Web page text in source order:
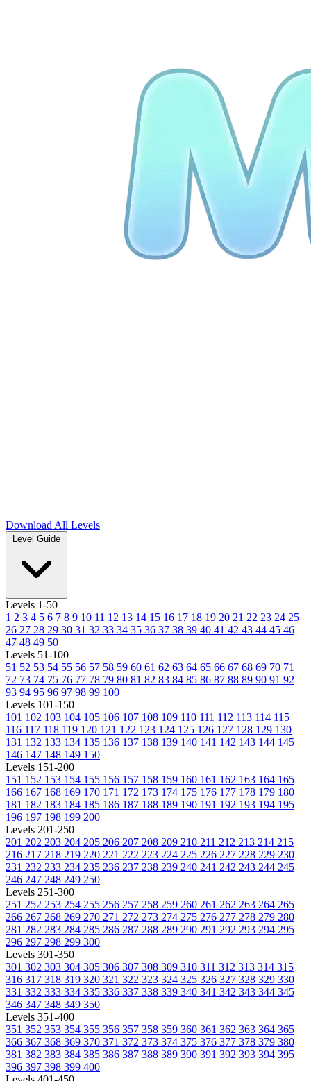
Download All Levels
Level Guide
Levels 1-50
1 2 3 4 5 6 7 8 9 10 11 12 13 14 15 16 17 18 19 20 21 22 23 24 25
26 27 28 29 30 31 32 33 34 35 36 37 38 39 40 41 42 43 44 45 46
47 48 49 50
Levels 51-100
51 52 53 54 55 56 57 58 59 60 61 62 63 64 65 66 67 68 69 70 71
72 73 74 75 76 77 78 79 80 81 82 83 84 85 86 87 88 89 90 91 92
93 94 95 96 97 98 99 100
Levels 101-150
101 102 103 104 105 106 107 108 109 110 111 112 113 114 115
116 117 118 119 120 121 122 123 124 125 126 127 128 129 130
131 132 133 134 135 136 137 138 139 140 141 142 143 144 145
146 147 148 149 150
Levels 151-200
151 152 153 154 155 156 157 158 159 160 161 162 163 164 165
166 167 168 169 170 171 172 173 174 175 176 177 178 179 180
181 182 183 184 185 186 187 188 189 190 191 192 193 194 195
196 197 198 199 200
Levels 201-250
201 202 203 204 205 206 207 208 209 210 211 212 213 214 215
216 217 218 219 220 221 222 223 224 225 226 227 228 229 230
231 232 233 234 235 236 237 238 239 240 241 242 243 244 245
246 247 248 249 250
Levels 251-300
251 252 253 254 255 256 257 258 259 260 261 262 263 264 265
266 267 268 269 270 271 272 273 274 275 276 277 278 279 280
281 282 283 284 285 286 287 288 289 290 291 292 293 294 295
296 297 298 299 300
Levels 301-350
301 302 303 304 305 306 307 308 309 310 311 312 313 314 315
316 317 318 319 320 321 322 323 324 325 326 327 328 329 330
331 332 333 334 335 336 337 338 339 340 341 342 343 344 345
346 347 348 349 350
Levels 351-400
351 352 353 354 355 356 357 358 359 360 361 362 363 364 365
366 367 368 369 370 371 372 373 374 375 376 377 378 379 380
381 382 383 384 385 386 387 388 389 390 391 392 393 394 395
396 397 398 399 400